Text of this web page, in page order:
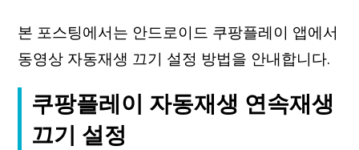
본 포스팅에서는 안드로이드 쿠팡플레이 앱에서
동영상 자동재생 끄기 설정 방법을 안내합니다.
쿠팡플레이 자동재생 연속재생
끄기 설정